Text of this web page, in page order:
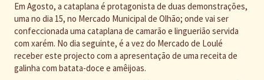
Em Agosto, a cataplana é protagonista de duas demonstrações,
uma no dia 15, no Mercado Municipal de Olhão; onde vai ser
confeccionada uma cataplana de camarão e linguerião servida
com xarém. No dia seguinte, é a vez do Mercado de Loulé
receber este projecto com a apresentação de uma receita de
galinha com batata-doce e amêijoas.